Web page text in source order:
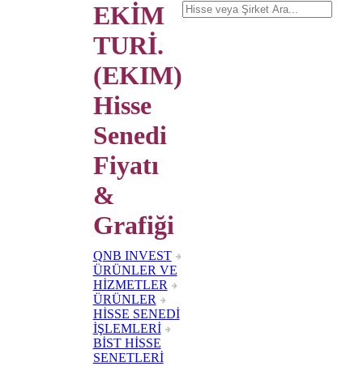
EKİM
TURİ.
(EKIM)
Hisse
Senedi
Fiyatı
&
Grafiği
QNB INVEST
ÜRÜNLER VE
HİZMETLER
ÜRÜNLER
HİSSE SENEDİ
İŞLEMLERİ
BİST HİSSE
SENETLERİ